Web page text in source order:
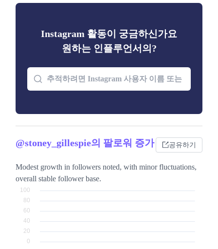
Instagram 활동이 궁금하신가요
원하는 인플루언서의?
@stoney_gillespie의 팔로워 증가 공유하기
Modest growth in followers noted, with minor fluctuations,
overall stable follower base.